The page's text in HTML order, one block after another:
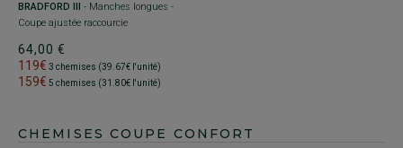
BRADFORD III - Manches longues -
Coupe ajustée raccourcie
64,00 €
119€ 3 chemises (39.67€ l'unité)
159€ 5 chemises (31.80€ l'unité)
CHEMISES COUPE CONFORT